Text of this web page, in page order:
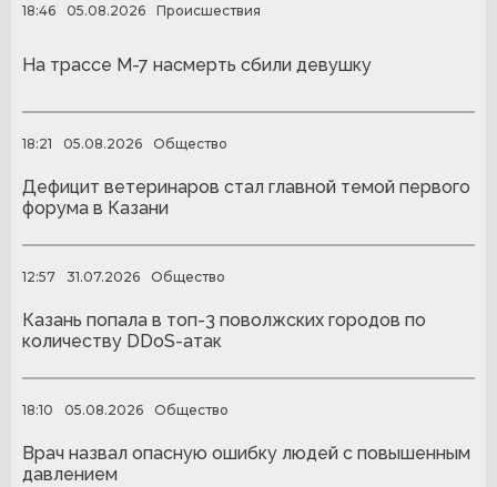
18:46 05.08.2026 Происшествия
На трассе М-7 насмерть сбили девушку
18:21 05.08.2026 Общество
Дефицит ветеринаров стал главной темой первого
форума в Казани
12:57 31.07.2026 Общество
Казань попала в топ-3 поволжских городов по
количеству DDoS-атак
18:10 05.08.2026 Общество
Врач назвал опасную ошибку людей с повышенным
давлением